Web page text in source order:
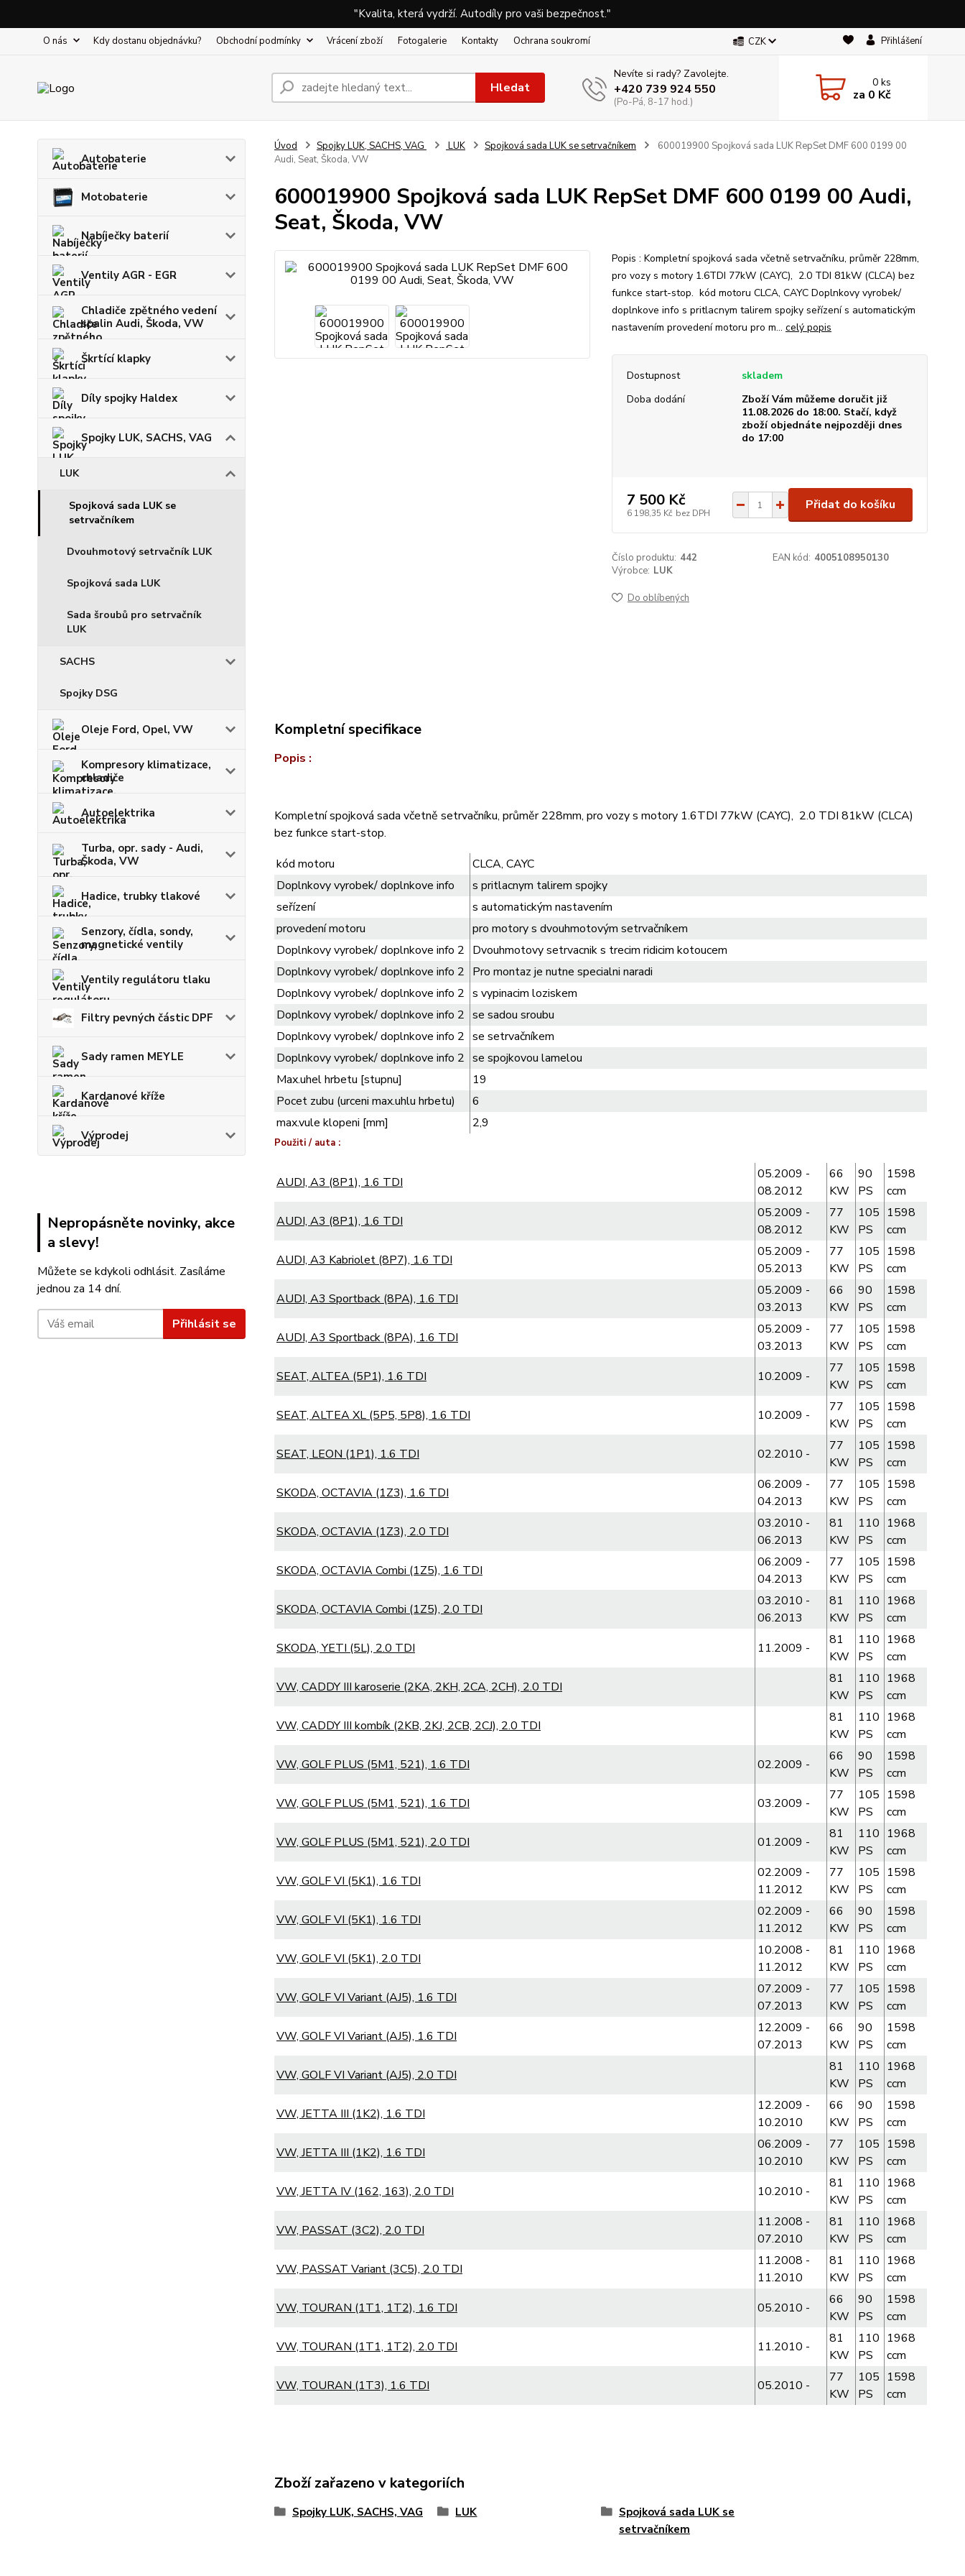
"Kvalita, která vydrží. Autodíly pro vaši bezpečnost."
O nás Kdy dostanu objednávku? Obchodní podmínky Vrácení zboží Fotogalerie Kontakty Ochrana soukromí CZK Přihlášení
Hledat
Nevíte si rady? Zavolejte.
+420 739 924 550
(Po-Pá, 8-17 hod.)
0ks
za 0 Kč
Autobaterie
Motobaterie
Nabíječky baterií
Ventily AGR - EGR
Chladiče zpětného vedení
spalin Audi, Škoda, VW
Škrtící klapky
Díly spojky Haldex
Spojky LUK, SACHS, VAG
LUK
Spojková sada LUK se
setrvačníkem
Dvouhmotový setrvačník LUK
Spojková sada LUK
Sada šroubů pro setrvačník
LUK
SACHS
Spojky DSG
Oleje Ford, Opel, VW
Kompresory klimatizace,
chladiče
Autoelektrika
Turba, opr. sady - Audi,
Škoda, VW
Hadice, trubky tlakové
Senzory, čídla, sondy,
magnetické ventily
Ventily regulátoru tlaku
Filtry pevných částic DPF
Sady ramen MEYLE
Kardanové kříže
Výprodej
Nepropásněte novinky, akce
a slevy!
Můžete se kdykoli odhlásit. Zasíláme
jednou za 14 dní.
Přihlásit se
Úvod Spojky LUK, SACHS, VAG LUK Spojková sada LUK se setrvačníkem
600019900 Spojková sada LUK RepSet DMF 600 0199 00
Audi, Seat, Škoda, VW
600019900 Spojková sada LUK RepSet DMF 600 0199 00 Audi,
Seat, Škoda, VW
Popis : Kompletní spojková sada včetně setrvačníku, průměr 228mm,
pro vozy s motory 1.6TDI 77kW (CAYC), 2.0 TDI 81kW (CLCA) bez
funkce start-stop. kód motoru CLCA, CAYC Doplnkovy vyrobek/
doplnkove info s pritlacnym talirem spojky seřízení s automatickým
nastavením provedení motoru pro m... celý popis
Dostupnost
skladem
Doba dodání
Zboží Vám můžeme doručit již
11.08.2026 do 18:00. Stačí, když
zboží objednáte nejpozději dnes
do 17:00
7 500 Kč
6 198,35 Kč bez DPH
Přidat do košíku
Číslo produktu: 442 EAN kód: 4005108950130
Výrobce: LUK
Do oblíbených
Kompletní specifikace
Popis :
Kompletní spojková sada včetně setrvačníku, průměr 228mm, pro vozy s motory 1.6TDI 77kW (CAYC), 2.0 TDI 81kW (CLCA)
bez funkce start-stop.
kód motoru
CLCA, CAYC
Doplnkovy vyrobek/ doplnkove info
s pritlacnym talirem spojky
seřízení
s automatickým nastavením
provedení motoru
pro motory s dvouhmotovým setrvačníkem
Doplnkovy vyrobek/ doplnkove info 2 Dvouhmotovy setrvacnik s trecim ridicim kotoucem
Doplnkovy vyrobek/ doplnkove info 2 Pro montaz je nutne specialni naradi
Doplnkovy vyrobek/ doplnkove info 2 s vypinacim loziskem
Doplnkovy vyrobek/ doplnkove info 2 se sadou sroubu
Doplnkovy vyrobek/ doplnkove info 2 se setrvačníkem
Doplnkovy vyrobek/ doplnkove info 2 se spojkovou lamelou
Max.uhel hrbetu [stupnu]
19
Pocet zubu (urceni max.uhlu hrbetu)
6
max.vule klopeni [mm]
2,9
Použiti / auta :
AUDI, A3 (8P1), 1.6 TDI
05.2009 -
08.2012
66
KW
90
PS
1598
ccm
AUDI, A3 (8P1), 1.6 TDI
05.2009 -
08.2012
77
KW
105
PS
1598
ccm
AUDI, A3 Kabriolet (8P7), 1.6 TDI
05.2009 -
05.2013
77
KW
105
PS
1598
ccm
AUDI, A3 Sportback (8PA), 1.6 TDI
05.2009 -
03.2013
66
KW
90
PS
1598
ccm
AUDI, A3 Sportback (8PA), 1.6 TDI
05.2009 -
03.2013
77
KW
105
PS
1598
ccm
SEAT, ALTEA (5P1), 1.6 TDI
10.2009 -
77
KW
105
PS
1598
ccm
SEAT, ALTEA XL (5P5, 5P8), 1.6 TDI
10.2009 -
77
KW
105
PS
1598
ccm
SEAT, LEON (1P1), 1.6 TDI
02.2010 -
77
KW
105
PS
1598
ccm
SKODA, OCTAVIA (1Z3), 1.6 TDI
06.2009 -
04.2013
77
KW
105
PS
1598
ccm
SKODA, OCTAVIA (1Z3), 2.0 TDI
03.2010 -
06.2013
81
KW
110
PS
1968
ccm
SKODA, OCTAVIA Combi (1Z5), 1.6 TDI
06.2009 -
04.2013
77
KW
105
PS
1598
ccm
SKODA, OCTAVIA Combi (1Z5), 2.0 TDI
03.2010 -
06.2013
81
KW
110
PS
1968
ccm
SKODA, YETI (5L), 2.0 TDI
11.2009 -
81
KW
110
PS
1968
ccm
VW, CADDY III karoserie (2KA, 2KH, 2CA, 2CH), 2.0 TDI
81
KW
110
PS
1968
ccm
VW, CADDY III kombík (2KB, 2KJ, 2CB, 2CJ), 2.0 TDI
81
KW
110
PS
1968
ccm
VW, GOLF PLUS (5M1, 521), 1.6 TDI
02.2009 -
66
KW
90
PS
1598
ccm
VW, GOLF PLUS (5M1, 521), 1.6 TDI
03.2009 -
77
KW
105
PS
1598
ccm
VW, GOLF PLUS (5M1, 521), 2.0 TDI
01.2009 -
81
KW
110
PS
1968
ccm
VW, GOLF VI (5K1), 1.6 TDI
02.2009 -
11.2012
77
KW
105
PS
1598
ccm
VW, GOLF VI (5K1), 1.6 TDI
02.2009 -
11.2012
66
KW
90
PS
1598
ccm
VW, GOLF VI (5K1), 2.0 TDI
10.2008 -
11.2012
81
KW
110
PS
1968
ccm
VW, GOLF VI Variant (AJ5), 1.6 TDI
07.2009 -
07.2013
77
KW
105
PS
1598
ccm
VW, GOLF VI Variant (AJ5), 1.6 TDI
12.2009 -
07.2013
66
KW
90
PS
1598
ccm
VW, GOLF VI Variant (AJ5), 2.0 TDI
81
KW
110
PS
1968
ccm
VW, JETTA III (1K2), 1.6 TDI
12.2009 -
10.2010
66
KW
90
PS
1598
ccm
VW, JETTA III (1K2), 1.6 TDI
06.2009 -
10.2010
77
KW
105
PS
1598
ccm
VW, JETTA IV (162, 163), 2.0 TDI
10.2010 -
81
KW
110
PS
1968
ccm
VW, PASSAT (3C2), 2.0 TDI
11.2008 -
07.2010
81
KW
110
PS
1968
ccm
VW, PASSAT Variant (3C5), 2.0 TDI
11.2008 -
11.2010
81
KW
110
PS
1968
ccm
VW, TOURAN (1T1, 1T2), 1.6 TDI
05.2010 -
66
KW
90
PS
1598
ccm
VW, TOURAN (1T1, 1T2), 2.0 TDI
11.2010 -
81
KW
110
PS
1968
ccm
VW, TOURAN (1T3), 1.6 TDI
05.2010 -
77
KW
105
PS
1598
ccm
Zboží zařazeno v kategoriích
Spojky LUK, SACHS, VAG LUK
Spojková sada LUK se
setrvačníkem